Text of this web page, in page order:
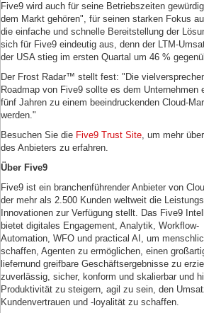
Five9 wird auch für seine Betriebszeiten
dem Markt gehören", für seinen starken Fokus
die einfache und schnelle Bereitstellung der
sich für Five9 eindeutig aus, denn der LTM-
der USA stieg im ersten Quartal um 46 %
Der Frost Radar™ stellt fest: "Die
Roadmap von Five9 sollte es dem Unternehmen
fünf Jahren zu einem beeindruckenden Cloud-
werden."
Besuchen Sie die Five9 Trust Site, um mehr
des Anbieters zu erfahren.
Über Five9
Five9 ist ein branchenführender Anbieter von
der mehr als 2.500 Kunden weltweit die
Innovationen zur Verfügung stellt. Das Five9
bietet digitales Engagement, Analytik, Workflow-
Automation, WFO und practical AI, um
schaffen, Agenten zu ermöglichen, einen
liefernund greifbare Geschäftsergebnisse zu
zuverlässig, sicher, konform und skalierbar und
Produktivität zu steigern, agil zu sein, den
Kundenvertrauen und -loyalität zu schaffen.